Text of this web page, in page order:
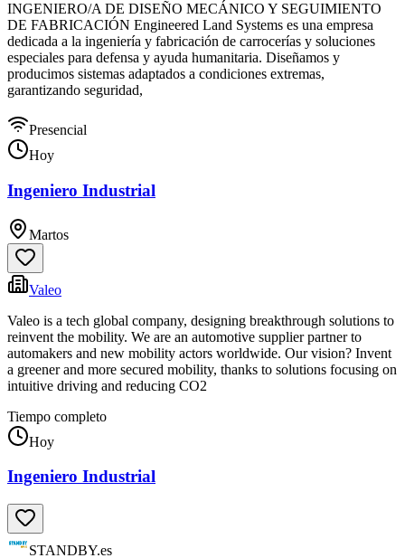
INGENIERO/A DE DISEÑO MECÁNICO Y SEGUIMIENTO
DE FABRICACIÓN Engineered Land Systems es una empresa
dedicada a la ingeniería y fabricación de carrocerías y soluciones
especiales para defensa y ayuda humanitaria. Diseñamos y
producimos sistemas adaptados a condiciones extremas,
garantizando seguridad,
Presencial
Hoy
Ingeniero Industrial
Martos
Valeo
Valeo is a tech global company, designing breakthrough solutions to
reinvent the mobility. We are an automotive supplier partner to
automakers and new mobility actors worldwide. Our vision? Invent
a greener and more secured mobility, thanks to solutions focusing on
intuitive driving and reducing CO2
Tiempo completo
Hoy
Ingeniero Industrial
STANDBY.es